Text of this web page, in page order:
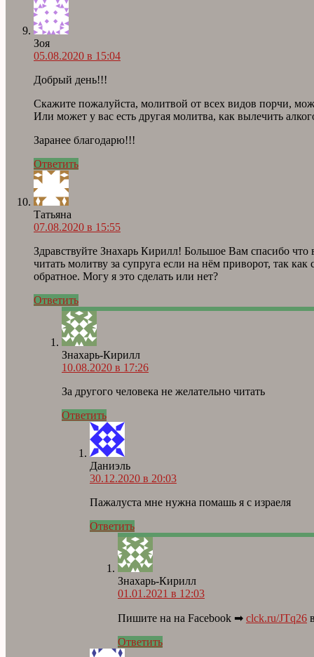
Зоя
05.08.2020 в 15:04
Добрый день!!!
Скажите пожалуйста, молитвой от всех видов порчи,
Или может у вас есть другая молитва, как вылечить
Заранее благодарю!!!
Ответить
Татьяна
07.08.2020 в 15:55
Здравствуйте Знахарь Кирилл! Большое Вам спасибо
читать молитву за супруга если на нём приворот, так
обратное. Могу я это сделать или нет?
Ответить
Знахарь-Кирилл
10.08.2020 в 17:26
За другого человека не желательно читать
Ответить
Даниэль
30.12.2020 в 20:03
Пажалуста мне нужна помашь я с израеля
Ответить
Знахарь-Кирилл
01.01.2021 в 12:03
Пишите на на Facebook ➡ clck.ru/JTq26
Ответить